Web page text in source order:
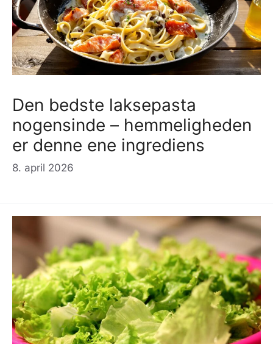
Den bedste laksepasta
nogensinde – hemmeligheden
er denne ene ingrediens
8. april 2026